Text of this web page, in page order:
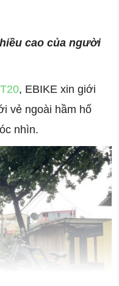
cao của người
T20, EBIKE xin giới
vẻ ngoài hầm hố
nhìn.